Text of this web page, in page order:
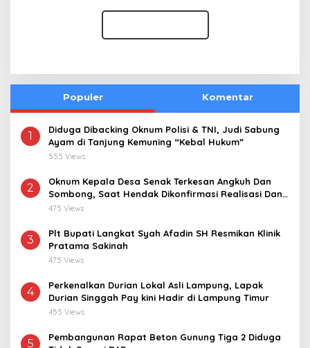
Populer Komentar
1
Diduga Dibacking Oknum Polisi & TNI, Judi Sabung
Ayam di Tanjung Kemuning “Kebal Hukum”
555 Views
2
Oknum Kepala Desa Senak Terkesan Angkuh Dan
Sombong, Saat Hendak Dikonfirmasi Realisasi Dana
Desa 2021-2024
475 Views
3
Plt Bupati Langkat Syah Afadin SH Resmikan Klinik
Pratama Sakinah
475 Views
4
Perkenalkan Durian Lokal Asli Lampung, Lapak
Durian Singgah Pay kini Hadir di Lampung Timur
455 Views
5
Pembangunan Rapat Beton Gunung Tiga 2 Diduga